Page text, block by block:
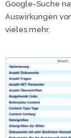
Google-Suche
Auswirkungen
vieles mehr.